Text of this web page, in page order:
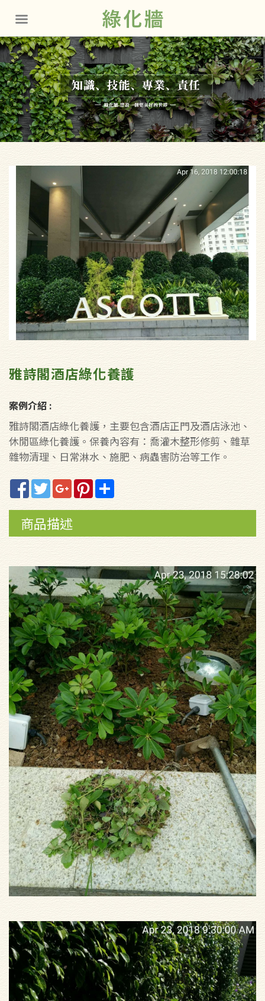
雅詩閣酒店綠化養護
案例介紹 :
雅詩閣酒店綠化養護，主要包含酒店正門及酒店泳池、
休閒區綠化養護。保養內容有：喬灌木整形修剪、雜草
雜物清理、日常淋水、施肥、病蟲害防治等工作。
Facebook
TwitterGoogle+Pinterest
商品描述